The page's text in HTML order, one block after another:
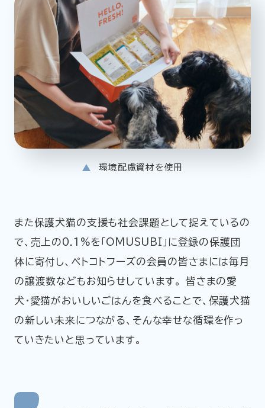
環境配慮資材を使用
また保護犬猫の支援も社会課題として捉えているの
で、売上の0.1%を「OMUSUBI」に登録の保護団
体に寄付し、ペトコトフーズの会員の皆さまには毎月
の譲渡数などもお知らせしています。 皆さまの愛
犬・愛猫がおいしいごはんを食べることで、保護犬猫
の新しい未来につながる、そんな幸せな循環を作っ
ていきたいと思っています。